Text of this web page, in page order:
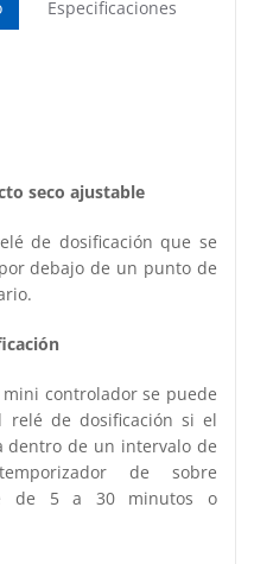
Especificaciones
seco ajustable
de dosificación que se
debajo de un punto de
controlador se puede
relé de dosificación si el
dentro de un intervalo de
de sobre
de 5 a 30 minutos o